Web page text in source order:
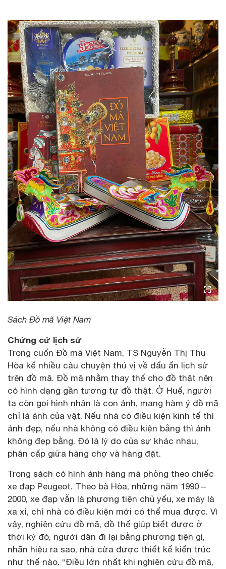
Sách Đồ mã Việt Nam
Chứng cứ lịch sử
Trong cuốn Đồ mã Việt Nam, TS Nguyễn Thị Thu
Hòa kể nhiều câu chuyện thú vị về dấu ấn lịch sử
trên đồ mã. Đồ mã nhằm thay thế cho đồ thật nên
có hình dạng gần tương tự đồ thật. Ở Huế, người
ta còn gọi hình nhân là con ảnh, mang hàm ý đồ mã
chỉ là ảnh của vật. Nếu nhà có điều kiện kinh tế thì
ảnh đẹp, nếu nhà không có điều kiện bằng thì ảnh
không đẹp bằng. Đó là lý do của sự khác nhau,
phân cấp giữa hàng chợ và hàng đặt.
Trong sách có hình ảnh hàng mã phỏng theo chiếc
xe đạp Peugeot. Theo bà Hòa, những năm 1990 –
2000, xe đạp vẫn là phương tiện chủ yếu, xe máy là
xa xỉ, chỉ nhà có điều kiện mới có thể mua được. Vì
vậy, nghiên cứu đồ mã, đồ thế giúp biết được ở
thời kỳ đó, người dân đi lại bằng phương tiện gì,
nhãn hiệu ra sao, nhà cửa được thiết kế kiến trúc
như thế nào. “Điều lớn nhất khi nghiên cứu đồ mã,